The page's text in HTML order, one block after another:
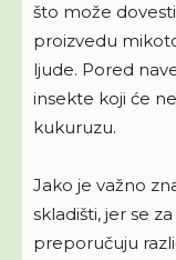
što može
proizvedu
ljude. Pored
insekte koji će
kukuruzu.
Jako je važno
skladišti, jer se
preporučuju